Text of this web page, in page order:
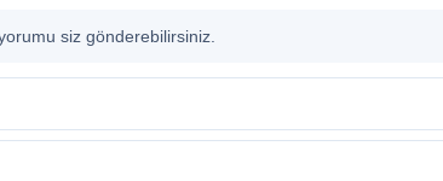
siz gönderebilirsiniz.